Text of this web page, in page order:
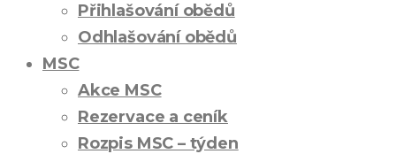
Přihlašování obědů
Odhlašování obědů
MSC
Akce MSC
Rezervace a ceník
Rozpis MSC – týden